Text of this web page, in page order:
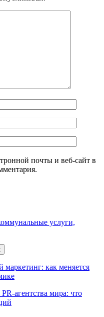
почты и веб-сайт в
услуги,
как меняется
агентства мира: что